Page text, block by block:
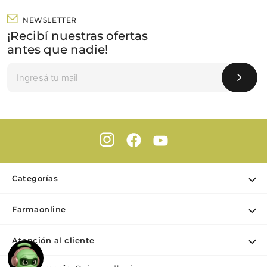
NEWSLETTER
¡Recibí nuestras ofertas
antes que nadie!
Categorías
Dermocosmética
Maquillaje
Farmaonline
Puntos de retiro
Atención al cliente
Contacto